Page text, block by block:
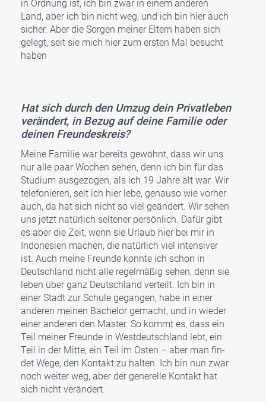
in Ord­nung ist, ich bin zwar in einem ande­ren
Land, aber ich bin nicht weg, und ich bin hier auch
sicher. Aber die Sor­gen mei­ner Eltern haben sich
gelegt, seit sie mich hier zum ers­ten Mal besucht
haben
Hat sich durch den Umzug dein Pri­vat­le­ben
ver­än­dert, in Bezug auf dei­ne Fami­lie oder
dei­nen Freun­des­kreis?
Mei­ne Fami­lie war bereits gewöhnt, dass wir uns
nur alle paar Wochen sehen, denn ich bin für das
Stu­di­um aus­ge­zo­gen, als ich 19 Jah­re alt war. Wir
tele­fo­nie­ren, seit ich hier lebe, genau­so wie vor­her
auch, da hat sich nicht so viel geän­dert. Wir sehen
uns jetzt natür­lich sel­te­ner per­sön­lich. Dafür gibt
es aber die Zeit, wenn sie Urlaub hier bei mir in
Indo­ne­si­en machen, die natür­lich viel inten­si­ver
ist. Auch mei­ne Freun­de konn­te ich schon in
Deutsch­land nicht alle regel­mä­ßig sehen, denn sie
leben über ganz Deutsch­land ver­teilt. Ich bin in
einer Stadt zur Schu­le gegan­gen, habe in einer
ande­ren mei­nen Bache­lor gemacht, und in wie­der
einer ande­ren den Mas­ter. So kommt es, dass ein
Teil mei­ner Freun­de in West­deutsch­land lebt, ein
Teil in der Mit­te, ein Teil im Osten – aber man fin­
det Wege, den Kon­takt zu hal­ten. Ich bin nun zwar
noch weiter weg, aber der gene­rel­le Kon­takt hat
sich nicht ver­än­dert.